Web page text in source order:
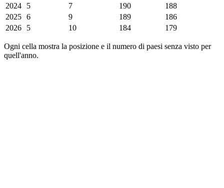
2024
5 7 190
188
2025 6 9 189
186
2026
5 10 184 179
Ogni cella mostra la posizione e il numero di paesi senza visto per
quell'anno.